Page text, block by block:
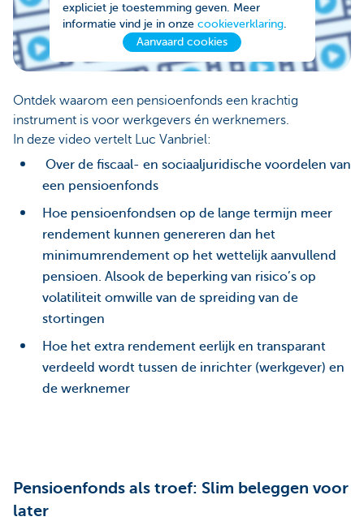
expliciet je toestemming geven. Meer
informatie vind je in onze cookieverklaring.
Aanvaard cookies
Ontdek waarom een pensioenfonds een krachtig
instrument is voor werkgevers én werknemers.
In deze video vertelt Luc Vanbriel:
Over de fiscaal- en sociaaljuridische voordelen van
een pensioenfonds
Hoe pensioenfondsen op de lange termijn meer
rendement kunnen genereren dan het
minimumrendement op het wettelijk aanvullend
pensioen. Alsook de beperking van risico’s op
volatiliteit omwille van de spreiding van de
stortingen
Hoe het extra rendement eerlijk en transparant
verdeeld wordt tussen de inrichter (werkgever) en
de werknemer
Pensioenfonds als troef: Slim beleggen voor
later